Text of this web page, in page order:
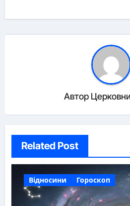
Автор
Related Post
Відносини Гороскоп